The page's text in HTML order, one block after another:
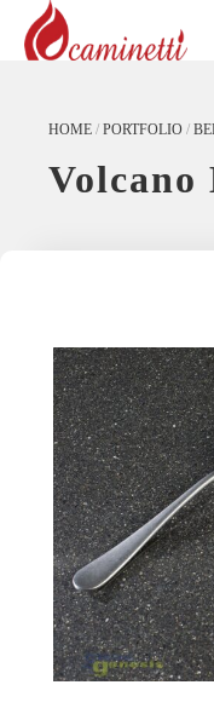
HOME / PORTFOLIO /
Volcano